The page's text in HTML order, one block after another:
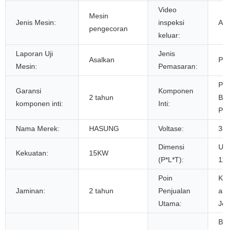
Jenis Mesin:
Mesin
pengecoran
Video
inspeksi
keluar:
Laporan Uji
Mesin:
Asalkan
Jenis
Pemasaran:
Garansi
komponen inti:
2 tahun
Komponen
Inti:
Nama Merek: HASUNG Voltase:
Kekuatan: 15KW
Dimensi
(P*L*T):
Jaminan: 2 tahun
Poin
Penjualan
Utama: